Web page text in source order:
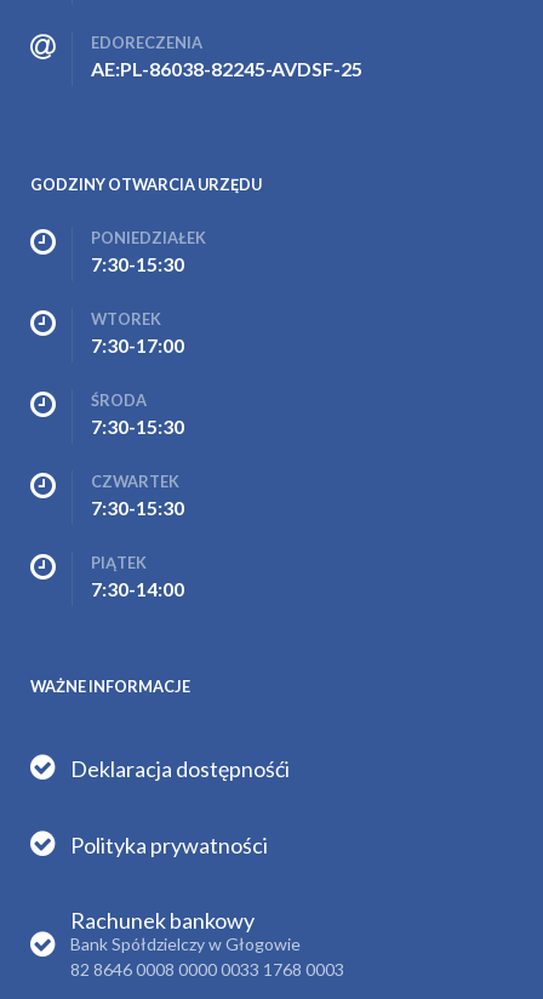
EDORECZENIA
AE:PL-86038-82245-AVDSF-25
GODZINY OTWARCIA URZĘDU
PONIEDZIAŁEK
7:30-15:30
WTOREK
7:30-17:00
ŚRODA
7:30-15:30
CZWARTEK
7:30-15:30
PIĄTEK
7:30-14:00
WAŻNE INFORMACJE
Deklaracja dostępnośći
Polityka prywatności
Rachunek bankowy
Bank Spółdzielczy w Głogowie
82 8646 0008 0000 0033 1768 0003